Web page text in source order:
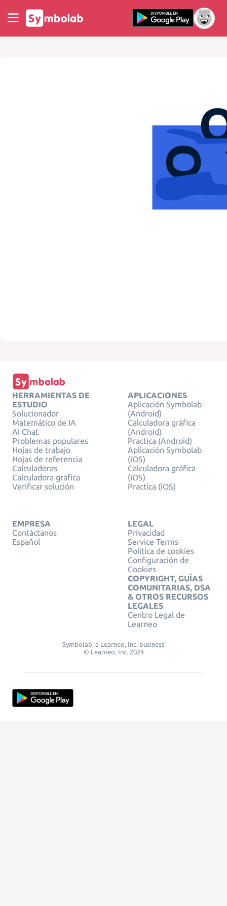
HERRAMIENTAS DE
ESTUDIO
Solucionador
Matemático de IA
AI Chat
Problemas populares
Hojas de trabajo
Hojas de referencia
Calculadoras
Calculadora gráfica
Verificar solución
APLICACIONES
Aplicación Symbolab
(Android)
Calculadora gráfica
(Android)
Practica (Android)
Aplicación Symbolab
(iOS)
Calculadora gráfica
(iOS)
Practica (iOS)
EMPRESA
Contáctanos
Español
LEGAL
Privacidad
Service Terms
Política de cookies
Configuración de
Cookies
COPYRIGHT, GUÍAS
COMUNITARIAS, DSA
& OTROS RECURSOS
LEGALES
Centro Legal de
Learneo
Symbolab, a Learneo, Inc. business
© Learneo, Inc. 2024